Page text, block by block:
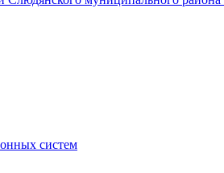
систем